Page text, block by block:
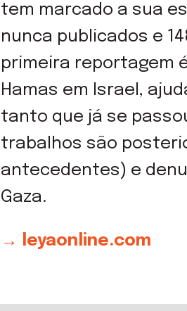
tem marcado a sua
nunca publicados e
primeira reportagem
Hamas em Israel,
tanto que já se
trabalhos são
antecedentes) e
Gaza.
→ leyaonline.com